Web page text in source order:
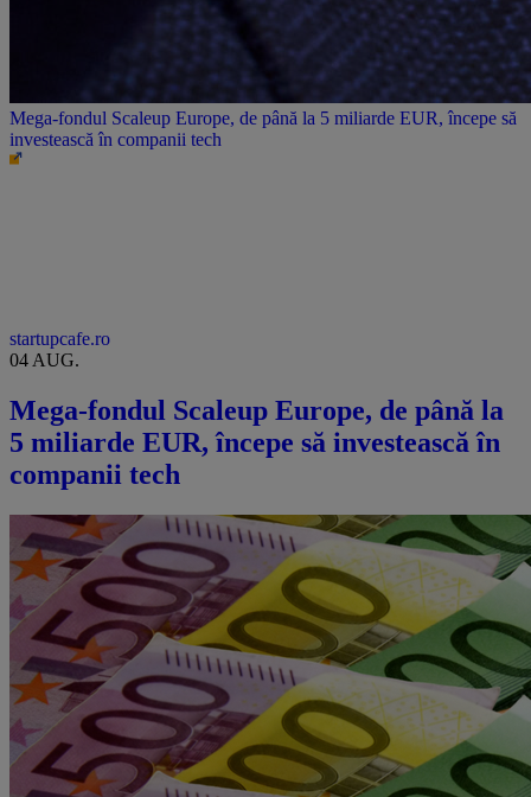
Mega-fondul Scaleup Europe, de până la 5 miliarde EUR, începe să
investească în companii tech
startupcafe.ro
04 AUG.
Mega-fondul Scaleup Europe, de până la
5 miliarde EUR, începe să investească în
companii tech